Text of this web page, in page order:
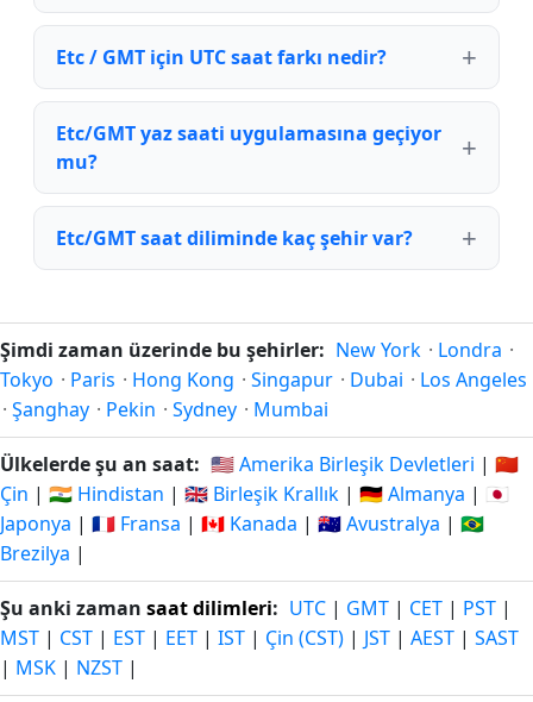
Etc / GMT için UTC saat farkı nedir?
Etc/GMT yaz saati uygulamasına geçiyor
mu?
Etc/GMT saat diliminde kaç şehir var?
Şimdi zaman üzerinde bu şehirler: New York · Londra ·
Tokyo · Paris · Hong Kong · Singapur · Dubai · Los Angeles
· Şanghay · Pekin · Sydney · Mumbai
Ülkelerde şu an saat: 🇺🇸 Amerika Birleşik Devletleri | 🇨🇳
Çin | 🇮🇳 Hindistan | 🇬🇧 Birleşik Krallık | 🇩🇪 Almanya | 🇯🇵
Japonya | 🇫🇷 Fransa | 🇨🇦 Kanada | 🇦🇺 Avustralya | 🇧🇷
Brezilya |
Şu anki zaman saat dilimleri: UTC | GMT | CET | PST |
MST | CST | EST | EET | IST | Çin (CST) | JST | AEST | SAST
| MSK | NZST |